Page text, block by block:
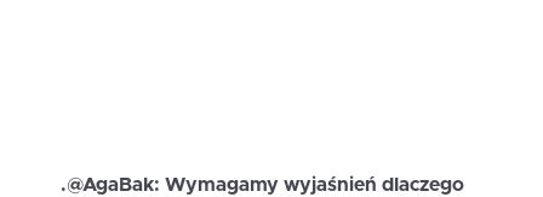
.@AgaBak: Wymagamy wyjaśnień dlaczego